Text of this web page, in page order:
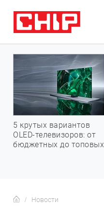
5 крутых вариантов
OLED-телевизоров: от
бюджетных до топовых
Новости